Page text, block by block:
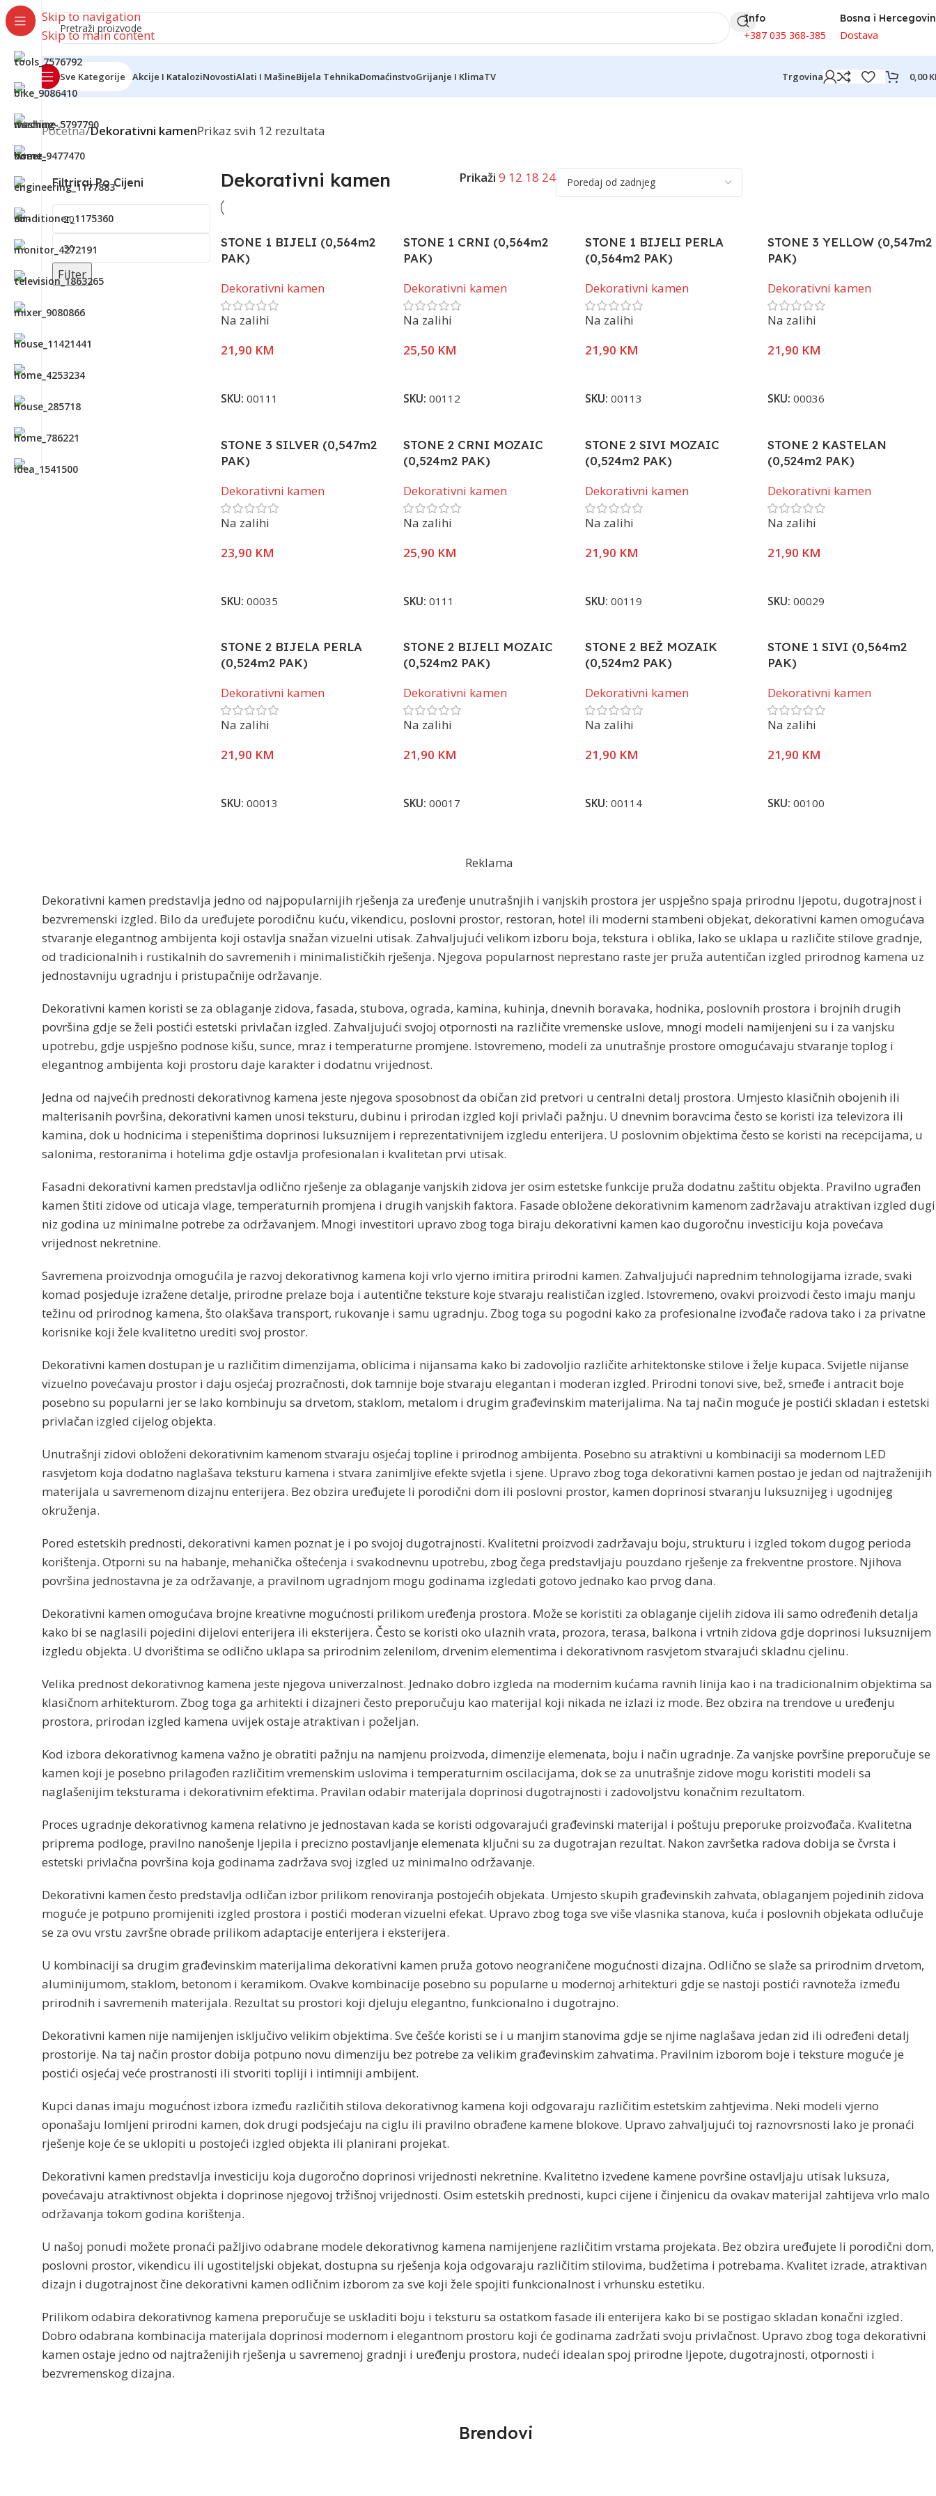
Skip to navigation
Skip to main content
Info
+387 035 368-385
Bosna i
Dostava
Sve Kategorije Akcije I KataloziNovostiAlati I MašineBijela TehnikaDomaćinstvoGrijanje I KlimaTV Trgovina 0,00
Početna/Dekorativni kamenPrikaz svih 12 rezultata
Filtriraj Po Cijeni
Filter
Dekorativni kamen Prikaži 9 12 18 24
STONE 1 BIJELI (0,564m2
PAK)
Dekorativni kamen
Na zalihi
21,90 KM
SKU: 00111
STONE 1 CRNI (0,564m2
PAK)
Dekorativni kamen
Na zalihi
25,50 KM
SKU: 00112
STONE 1 BIJELI PERLA
(0,564m2 PAK)
Dekorativni kamen
Na zalihi
21,90 KM
SKU:00113
STONE 3 YELLOW (0,547m2
PAK)
Dekorativni kamen
Na zalihi
21,90 KM
SKU:00036
STONE 3 SILVER (0,547m2
PAK)
Dekorativni kamen
Na zalihi
23,90 KM
SKU: 00035
STONE 2 CRNI MOZAIC
(0,524m2 PAK)
Dekorativni kamen
Na zalihi
25,90 KM
SKU: 0111
STONE 2 SIVI MOZAIC
(0,524m2 PAK)
Dekorativni kamen
Na zalihi
21,90 KM
SKU:00119
STONE 2 KASTELAN
(0,524m2 PAK)
Dekorativni kamen
Na zalihi
21,90 KM
SKU:00029
STONE 2 BIJELA PERLA
(0,524m2 PAK)
Dekorativni kamen
Na zalihi
21,90 KM
SKU: 00013
STONE 2 BIJELI MOZAIC
(0,524m2 PAK)
Dekorativni kamen
Na zalihi
21,90 KM
SKU: 00017
STONE 2 BEŽ MOZAIK
(0,524m2 PAK)
Dekorativni kamen
Na zalihi
21,90 KM
SKU:00114
STONE 1 SIVI (0,564m2
PAK)
Dekorativni kamen
Na zalihi
21,90 KM
SKU:00100
Reklama
Dekorativni kamen predstavlja jedno od najpopularnijih rješenja za uređenje unutrašnjih i vanjskih prostora jer uspješno spaja prirodnu ljepotu, dugotrajnost i
bezvremenski izgled. Bilo da uređujete porodičnu kuću, vikendicu, poslovni prostor, restoran, hotel ili moderni stambeni objekat, dekorativni kamen omogućava
stvaranje elegantnog ambijenta koji ostavlja snažan vizuelni utisak. Zahvaljujući velikom izboru boja, tekstura i oblika, lako se uklapa u različite stilove gradnje,
od tradicionalnih i rustikalnih do savremenih i minimalističkih rješenja. Njegova popularnost neprestano raste jer pruža autentičan izgled prirodnog kamena uz
jednostavniju ugradnju i pristupačnije održavanje.
Dekorativni kamen koristi se za oblaganje zidova, fasada, stubova, ograda, kamina, kuhinja, dnevnih boravaka, hodnika, poslovnih prostora i brojnih drugih
površina gdje se želi postići estetski privlačan izgled. Zahvaljujući svojoj otpornosti na različite vremenske uslove, mnogi modeli namijenjeni su i za vanjsku
upotrebu, gdje uspješno podnose kišu, sunce, mraz i temperaturne promjene. Istovremeno, modeli za unutrašnje prostore omogućavaju stvaranje toplog i
elegantnog ambijenta koji prostoru daje karakter i dodatnu vrijednost.
Jedna od najvećih prednosti dekorativnog kamena jeste njegova sposobnost da običan zid pretvori u centralni detalj prostora. Umjesto klasičnih obojenih ili
malterisanih površina, dekorativni kamen unosi teksturu, dubinu i prirodan izgled koji privlači pažnju. U dnevnim boravcima često se koristi iza televizora ili
kamina, dok u hodnicima i stepeništima doprinosi luksuznijem i reprezentativnijem izgledu enterijera. U poslovnim objektima često se koristi na recepcijama, u
salonima, restoranima i hotelima gdje ostavlja profesionalan i kvalitetan prvi utisak.
Fasadni dekorativni kamen predstavlja odlično rješenje za oblaganje vanjskih zidova jer osim estetske funkcije pruža dodatnu zaštitu objekta. Pravilno ugrađen
kamen štiti zidove od uticaja vlage, temperaturnih promjena i drugih vanjskih faktora. Fasade obložene dekorativnim kamenom zadržavaju atraktivan izgled dugi
niz godina uz minimalne potrebe za održavanjem. Mnogi investitori upravo zbog toga biraju dekorativni kamen kao dugoročnu investiciju koja povećava
vrijednost nekretnine.
Savremena proizvodnja omogućila je razvoj dekorativnog kamena koji vrlo vjerno imitira prirodni kamen. Zahvaljujući naprednim tehnologijama izrade, svaki
komad posjeduje izražene detalje, prirodne prelaze boja i autentične teksture koje stvaraju realističan izgled. Istovremeno, ovakvi proizvodi često imaju manju
težinu od prirodnog kamena, što olakšava transport, rukovanje i samu ugradnju. Zbog toga su pogodni kako za profesionalne izvođače radova tako i za privatne
korisnike koji žele kvalitetno urediti svoj prostor.
Dekorativni kamen dostupan je u različitim dimenzijama, oblicima i nijansama kako bi zadovoljio različite arhitektonske stilove i želje kupaca. Svijetle nijanse
vizuelno povećavaju prostor i daju osjećaj prozračnosti, dok tamnije boje stvaraju elegantan i moderan izgled. Prirodni tonovi sive, bež, smeđe i antracit boje
posebno su popularni jer se lako kombinuju sa drvetom, staklom, metalom i drugim građevinskim materijalima. Na taj način moguće je postići skladan i estetski
privlačan izgled cijelog objekta.
Unutrašnji zidovi obloženi dekorativnim kamenom stvaraju osjećaj topline i prirodnog ambijenta. Posebno su atraktivni u kombinaciji sa modernom LED
rasvjetom koja dodatno naglašava teksturu kamena i stvara zanimljive efekte svjetla i sjene. Upravo zbog toga dekorativni kamen postao je jedan od najtraženijih
materijala u savremenom dizajnu enterijera. Bez obzira uređujete li porodični dom ili poslovni prostor, kamen doprinosi stvaranju luksuznijeg i ugodnijeg
okruženja.
Pored estetskih prednosti, dekorativni kamen poznat je i po svojoj dugotrajnosti. Kvalitetni proizvodi zadržavaju boju, strukturu i izgled tokom dugog perioda
korištenja. Otporni su na habanje, mehanička oštećenja i svakodnevnu upotrebu, zbog čega predstavljaju pouzdano rješenje za frekventne prostore. Njihova
površina jednostavna je za održavanje, a pravilnom ugradnjom mogu godinama izgledati gotovo jednako kao prvog dana.
Dekorativni kamen omogućava brojne kreativne mogućnosti prilikom uređenja prostora. Može se koristiti za oblaganje cijelih zidova ili samo određenih detalja
kako bi se naglasili pojedini dijelovi enterijera ili eksterijera. Često se koristi oko ulaznih vrata, prozora, terasa, balkona i vrtnih zidova gdje doprinosi luksuznijem
izgledu objekta. U dvorištima se odlično uklapa sa prirodnim zelenilom, drvenim elementima i dekorativnom rasvjetom stvarajući skladnu cjelinu.
Velika prednost dekorativnog kamena jeste njegova univerzalnost. Jednako dobro izgleda na modernim kućama ravnih linija kao i na tradicionalnim objektima sa
klasičnom arhitekturom. Zbog toga ga arhitekti i dizajneri često preporučuju kao materijal koji nikada ne izlazi iz mode. Bez obzira na trendove u uređenju
prostora, prirodan izgled kamena uvijek ostaje atraktivan i poželjan.
Kod izbora dekorativnog kamena važno je obratiti pažnju na namjenu proizvoda, dimenzije elemenata, boju i način ugradnje. Za vanjske površine preporučuje se
kamen koji je posebno prilagođen različitim vremenskim uslovima i temperaturnim oscilacijama, dok se za unutrašnje zidove mogu koristiti modeli sa
naglašenijim teksturama i dekorativnim efektima. Pravilan odabir materijala doprinosi dugotrajnosti i zadovoljstvu konačnim rezultatom.
Proces ugradnje dekorativnog kamena relativno je jednostavan kada se koristi odgovarajući građevinski materijal i poštuju preporuke proizvođača. Kvalitetna
priprema podloge, pravilno nanošenje ljepila i precizno postavljanje elemenata ključni su za dugotrajan rezultat. Nakon završetka radova dobija se čvrsta i
estetski privlačna površina koja godinama zadržava svoj izgled uz minimalno održavanje.
Dekorativni kamen često predstavlja odličan izbor prilikom renoviranja postojećih objekata. Umjesto skupih građevinskih zahvata, oblaganjem pojedinih zidova
moguće je potpuno promijeniti izgled prostora i postići moderan vizuelni efekat. Upravo zbog toga sve više vlasnika stanova, kuća i poslovnih objekata odlučuje
se za ovu vrstu završne obrade prilikom adaptacije enterijera i eksterijera.
U kombinaciji sa drugim građevinskim materijalima dekorativni kamen pruža gotovo neograničene mogućnosti dizajna. Odlično se slaže sa prirodnim drvetom,
aluminijumom, staklom, betonom i keramikom. Ovakve kombinacije posebno su popularne u modernoj arhitekturi gdje se nastoji postići ravnoteža između
prirodnih i savremenih materijala. Rezultat su prostori koji djeluju elegantno, funkcionalno i dugotrajno.
Dekorativni kamen nije namijenjen isključivo velikim objektima. Sve češće koristi se i u manjim stanovima gdje se njime naglašava jedan zid ili određeni detalj
prostorije. Na taj način prostor dobija potpuno novu dimenziju bez potrebe za velikim građevinskim zahvatima. Pravilnim izborom boje i teksture moguće je
postići osjećaj veće prostranosti ili stvoriti topliji i intimniji ambijent.
Kupci danas imaju mogućnost izbora između različitih stilova dekorativnog kamena koji odgovaraju različitim estetskim zahtjevima. Neki modeli vjerno
oponašaju lomljeni prirodni kamen, dok drugi podsjećaju na ciglu ili pravilno obrađene kamene blokove. Upravo zahvaljujući toj raznovrsnosti lako je pronaći
rješenje koje će se uklopiti u postojeći izgled objekta ili planirani projekat.
Dekorativni kamen predstavlja investiciju koja dugoročno doprinosi vrijednosti nekretnine. Kvalitetno izvedene kamene površine ostavljaju utisak luksuza,
povećavaju atraktivnost objekta i doprinose njegovoj tržišnoj vrijednosti. Osim estetskih prednosti, kupci cijene i činjenicu da ovakav materijal zahtijeva vrlo malo
održavanja tokom godina korištenja.
U našoj ponudi možete pronaći pažljivo odabrane modele dekorativnog kamena namijenjene različitim vrstama projekata. Bez obzira uređujete li porodični dom,
poslovni prostor, vikendicu ili ugostiteljski objekat, dostupna su rješenja koja odgovaraju različitim stilovima, budžetima i potrebama. Kvalitet izrade, atraktivan
dizajn i dugotrajnost čine dekorativni kamen odličnim izborom za sve koji žele spojiti funkcionalnost i vrhunsku estetiku.
Prilikom odabira dekorativnog kamena preporučuje se uskladiti boju i teksturu sa ostatkom fasade ili enterijera kako bi se postigao skladan konačni izgled.
Dobro odabrana kombinacija materijala doprinosi modernom i elegantnom prostoru koji će godinama zadržati svoju privlačnost. Upravo zbog toga dekorativni
kamen ostaje jedno od najtraženijih rješenja u savremenoj gradnji i uređenju prostora, nudeći idealan spoj prirodne ljepote, dugotrajnosti, otpornosti i
bezvremenskog dizajna.
Brendovi